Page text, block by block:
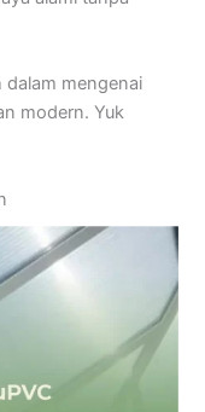
dalam mengenai
modern. Yuk